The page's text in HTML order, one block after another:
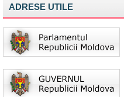
ADRESE UTILE